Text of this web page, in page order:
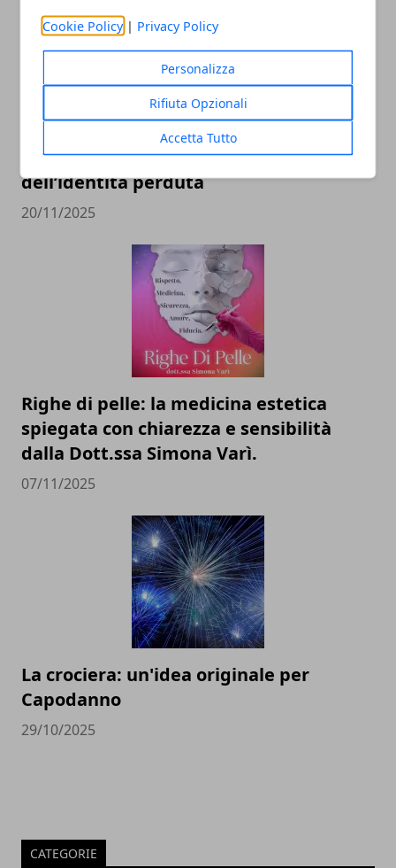
Cookie Policy | Privacy Policy
Personalizza
Rifiuta Opzionali
Accetta Tutto
Il professor Nuzzolese, a Torino come a
Bari: scienza e diritti umani nel nome
dell’identità perduta
20/11/2025
Righe di pelle: la medicina estetica
spiegata con chiarezza e sensibilità
dalla Dott.ssa Simona Varì.
07/11/2025
La crociera: un'idea originale per
Capodanno
29/10/2025
CATEGORIE